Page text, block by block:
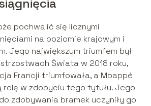
pochwalić się licznymi
na poziomie krajowym i
Jego największym triumfem był
Świata w 2018 roku,
Francji triumfowała, a Mbappé
rolę w zdobyciu tego tytułu. Jego
zdobywania bramek uczyniły go